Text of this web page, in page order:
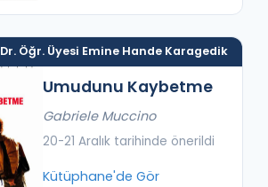
Dr. Öğr. Üyesi Emine Hande Karagedik
Umudunu Kaybetme
Gabriele Muccino
20-21 Aralık tarihinde önerildi
Kütüphane'de Gör